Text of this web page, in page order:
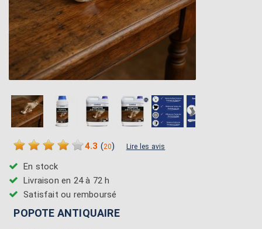
›
4.3 (20) Lire les avis
En stock
Livraison en 24 à 72 h
Satisfait ou remboursé
POPOTE ANTIQUAIRE